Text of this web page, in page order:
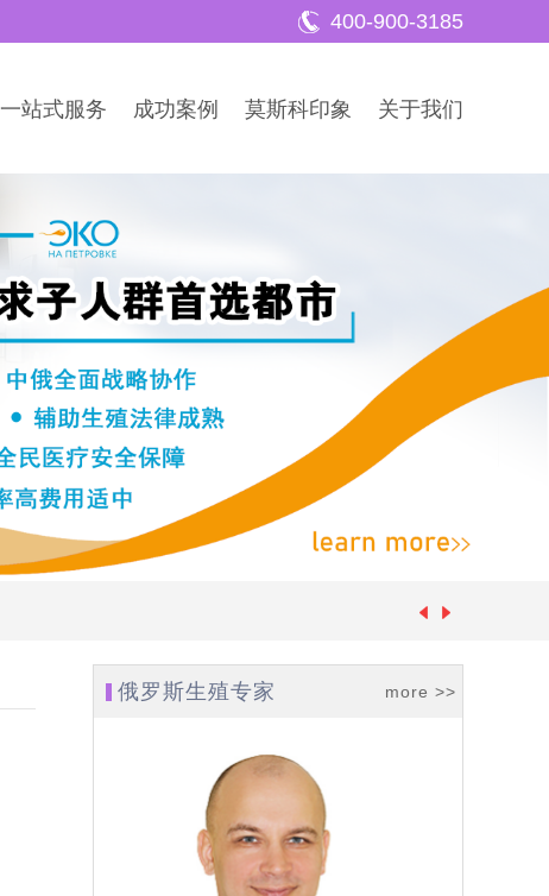
400-900-3185
一站式服务 成功案例 莫斯科印象 关于我们
俄罗斯生殖专家 more >>